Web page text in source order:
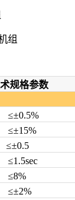
组
规格参数
≤±0.5
≤8%